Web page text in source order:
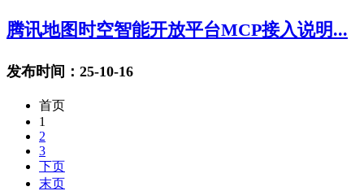
腾讯地图时空智能开放平台MCP接入说明...
发布时间：25-10-16
首页
1
2
3
下页
末页